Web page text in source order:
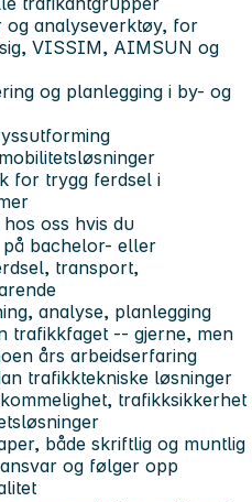
analyseverktøy, for
VISSIM, AIMSUN og
og planlegging i by- og
for trygg ferdsel i
oss hvis du
bachelor- eller
transport,
analyse, planlegging
trafikkfaget -- gjerne, men
års arbeidserfaring
trafikktekniske løsninger
trafikksikkerhet
både skriftlig og muntlig
og følger opp